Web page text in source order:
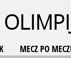
MECZ PO